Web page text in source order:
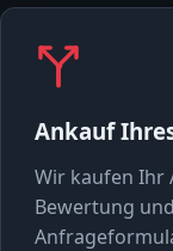
Ankauf
Wir kaufen Ihr
Bewertung